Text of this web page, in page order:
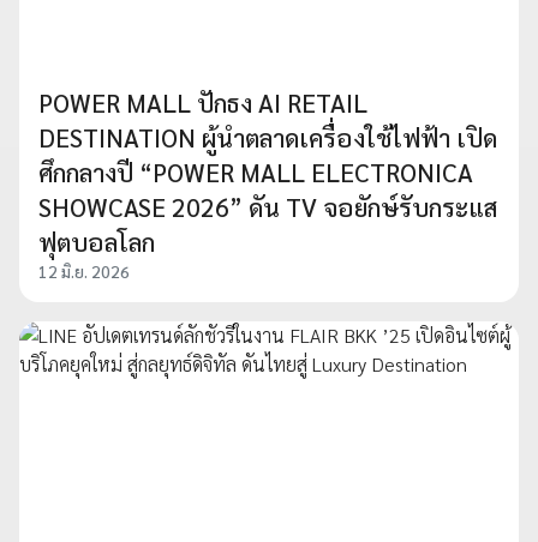
POWER MALL ปักธง AI RETAIL
DESTINATION ผู้นำตลาดเครื่องใช้ไฟฟ้า เปิด
ศึกกลางปี “POWER MALL ELECTRONICA
SHOWCASE 2026” ดัน TV จอยักษ์รับกระแส
ฟุตบอลโลก
12 มิ.ย. 2026